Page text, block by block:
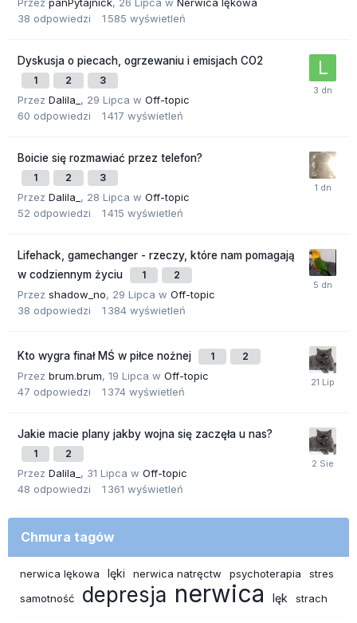
Przez panPytajnick, 26 Lipca w Nerwica lękowa
38 odpowiedzi 1 585 wyświetleń
Dyskusja o piecach, ogrzewaniu i emisjach CO2
1 2 3
Przez Dalila_ , 29 Lipca w Off-topic
60 odpowiedzi 1 417 wyświetleń
Boicie się rozmawiać przez telefon?
1 2 3
Przez Dalila_ , 28 Lipca w Off-topic
52 odpowiedzi 1 415 wyświetleń
Lifehack, gamechanger - rzeczy, które nam pomagają
w codziennym życiu
1 2
Przez shadow_no, 29 Lipca w Off-topic
38 odpowiedzi 1 384 wyświetleń
Kto wygra finał MŚ w piłce nożnej 1 2
Przez brum.brum, 19 Lipca w Off-topic
47 odpowiedzi 1 374 wyświetleń
Jakie macie plany jakby wojna się zaczęła u nas?
1 2
Przez Dalila_ , 31 Lipca w Off-topic
48 odpowiedzi 1 361 wyświetleń
Chmura tagów
nerwica lękowa lęki nerwica natręctw psychoterapia
stres
samotność
depresja nerwica lęk strach